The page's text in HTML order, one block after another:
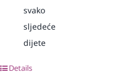
svako
sljedeće
dijete
Details